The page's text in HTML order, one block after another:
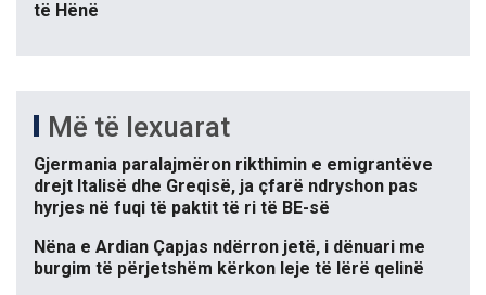
të Hënë
Më të lexuarat
Gjermania paralajmëron rikthimin e emigrantëve
drejt Italisë dhe Greqisë, ja çfarë ndryshon pas
hyrjes në fuqi të paktit të ri të BE-së
Nëna e Ardian Çapjas ndërron jetë, i dënuari me
burgim të përjetshëm kërkon leje të lërë qelinë